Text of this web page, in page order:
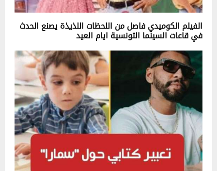
الفيلم الكوميدي فاصل من اللحظات اللذيذة يصنع الحدث
في قاعات السينما التونسية ايام العيد